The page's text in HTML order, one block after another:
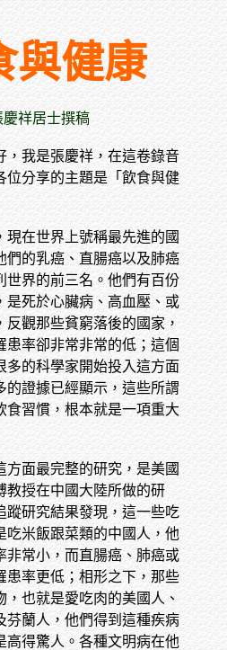
與健康
慶祥居士撰稿
，我是張慶祥，在這卷錄音
位分享的主題是「飲食與健
現在世界上號稱最先進的國
們的乳癌、直腸癌以及肺癌
世界的前三名。他們有百份
是死於心臟病、高血壓、或
反觀那些貧窮落後的國家，
患率卻非常非常的低；這個
多的科學家開始投入這方面
的證據已經顯示，這些所謂
食習慣，根本就是一項重大
方面最完整的研究，是美國
教授在中國大陸所做的研
蹤研究結果發現，這一些吃
吃米飯跟菜類的中國人，他
非常小，而直腸癌、肺癌或
患率更低；相形之下，那些
，也就是愛吃肉的美國人、
芬蘭人，他們得到這種疾病
高得驚人。各種文明病在他